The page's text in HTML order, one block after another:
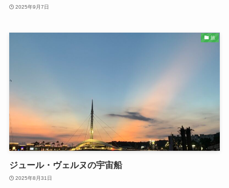
2025年9月7日
旅
ジュール・ヴェルヌの宇宙船
2025年8月31日